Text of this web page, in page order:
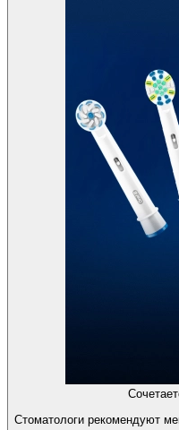
Стоматологи рекомендуют